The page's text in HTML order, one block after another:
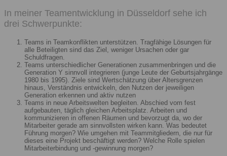
In meiner Teamentwicklung in Düsseldorf sehe ich
drei Schwerpunkte:
Teams in Teamkonflikten unterstützen. Tragfähige Lösungen für
alle Beteiligten sind das Ziel, weniger Ursachen oder gar
Schuldfragen.
Teams unterschiedlicher Generationen zusammenbringen und die
Generation Y sinnvoll integrieren (junge Leute der Geburtsjahrgänge
1980 bis 1995). Ziele sind Wertschätzung über Altersgrenzen
hinaus, Verständnis entwickeln, den Nutzen der jeweiligen
Generation erkennen und aktiv nutzen
Teams in neue Arbeitswelten begleiten. Abschied vom fest
aufgebauten, täglich gleichen Arbeitsplatz. Arbeiten und
kommunizieren in offenen Räumen und bevorzugt da, wo der
Mitarbeiter gerade am sinnvollsten wirken kann. Was bedeutet
Führung morgen? Wie umgehen mit Teammitgliedern, die nur für
dieses eine Projekt beschäftigt werden? Welche Rolle spielen
Mitarbeiterbindung und -gewinnung morgen?